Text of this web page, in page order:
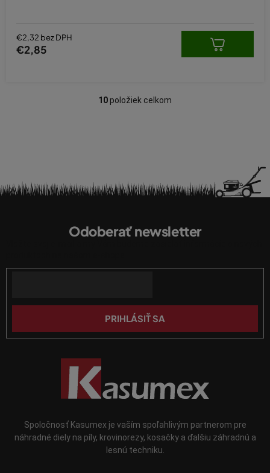
€2,32 bez DPH
€2,85
O
c
i
p
r
k
ý
p
i
10položiek celkom
t
Spoločnosť Kasumex je vaším spoľahlivým partnerom pre
náhradné diely na píly, krovinorezy, kosačky a ďalšiu záhradnú a
lesnú techniku.
Odoberať newsletter
PRIHLÁSIŤ SA